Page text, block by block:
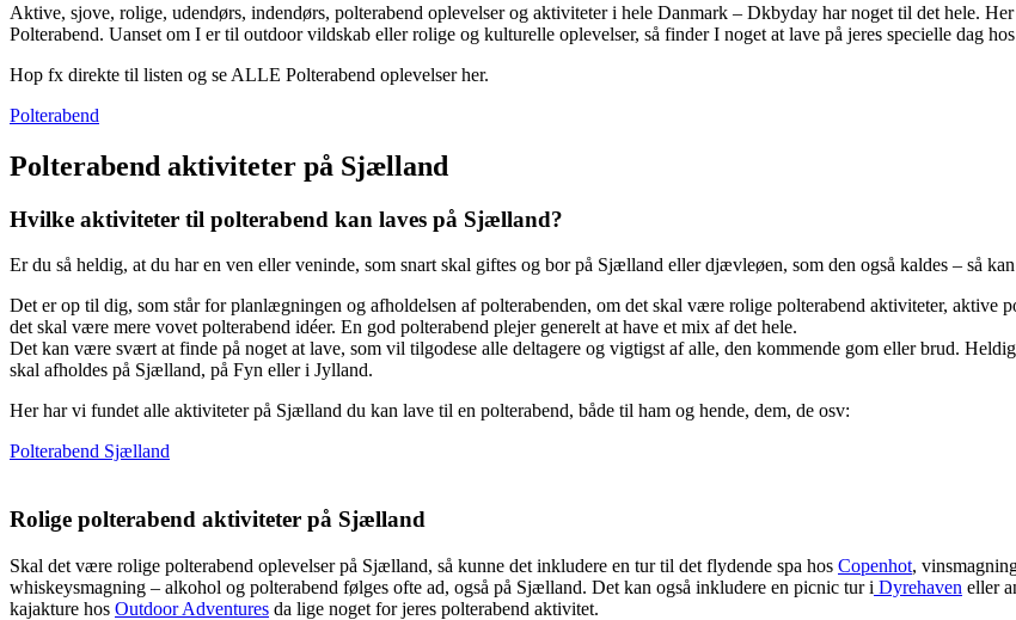
Aktive, sjove, rolige, udendørs, indendørs, polterabend oplevelser og aktiviteter i hele Danmark – Dkbyday har noget til det hele.
Polterabend. Uanset om I er til outdoor vildskab eller rolige og kulturelle oplevelser, så finder I noget at lave på jeres specielle dag
Hop fx direkte til listen og se ALLE Polterabend oplevelser her.
Polterabend
Polterabend aktiviteter på Sjælland
Hvilke aktiviteter til polterabend kan laves på Sjælland?
Er du så heldig, at du har en ven eller veninde, som snart skal giftes og bor på Sjælland eller djævleøen, som den også kaldes – så
Det er op til dig, som står for planlægningen og afholdelsen af polterabenden, om det skal være rolige polterabend aktiviteter, aktive
det skal være mere vovet polterabend idéer. En god polterabend plejer generelt at have et mix af det hele.
Det kan være svært at finde på noget at lave, som vil tilgodese alle deltagere og vigtigst af alle, den kommende gom eller brud.
skal afholdes på Sjælland, på Fyn eller i Jylland.
Her har vi fundet alle aktiviteter på Sjælland du kan lave til en polterabend, både til ham og hende, dem, de osv:
Polterabend Sjælland
Rolige polterabend aktiviteter på Sjælland
Skal det være rolige polterabend oplevelser på Sjælland, så kunne det inkludere en tur til det flydende spa hos Copenhot,
whiskeysmagning – alkohol og polterabend følges ofte ad, også på Sjælland. Det kan også inkludere en picnic tur i Dyrehaven eller
kajakture hos Outdoor Adventures da lige noget for jeres polterabend aktivitet.